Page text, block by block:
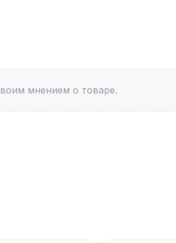
мнением о товаре.